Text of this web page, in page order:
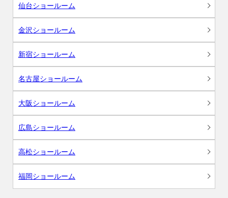
仙台ショールーム
金沢ショールーム
新宿ショールーム
名古屋ショールーム
大阪ショールーム
広島ショールーム
高松ショールーム
福岡ショールーム